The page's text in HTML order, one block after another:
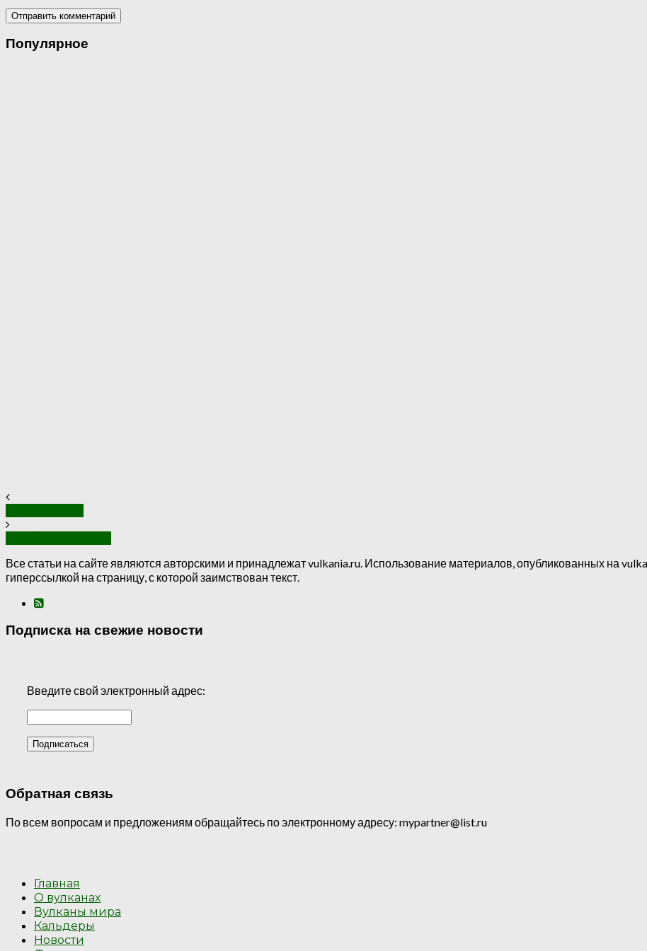
Популярное
Все статьи на сайте являются авторскими и принадлежат vulkania.ru. Использование материалов, опубликованных на
гиперссылкой на страницу, с которой заимствован текст.
Подписка на свежие новости
Введите свой электронный адрес:
Обратная связь
По всем вопросам и предложениям обращайтесь по электронному адресу: mypartner@list.ru
Главная
О вулканах
Вулканы мира
Кальдеры
Новости